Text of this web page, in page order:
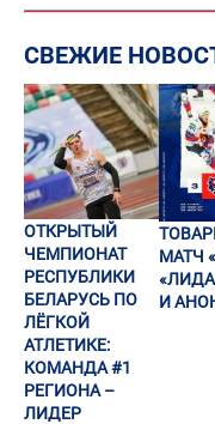
СВЕЖИЕ
ОТКРЫТЫЙ
ЧЕМПИОНАТ
РЕСПУБЛИКИ
БЕЛАРУСЬ ПО
ЛЁГКОЙ
АТЛЕТИКЕ:
КОМАНДА #1
РЕГИОНА –
ЛИДЕР
МАТЧ
И